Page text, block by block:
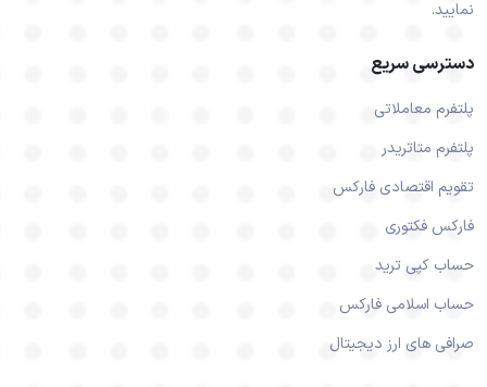
نمایید.
دسترسی سریع
پلتفرم معاملاتی
پلتفرم متاتریدر
تقویم اقتصادی فارکس
فارکس فکتوری
حساب کپی ترید
حساب اسلامی فارکس
صرافی های ارز دیجیتال